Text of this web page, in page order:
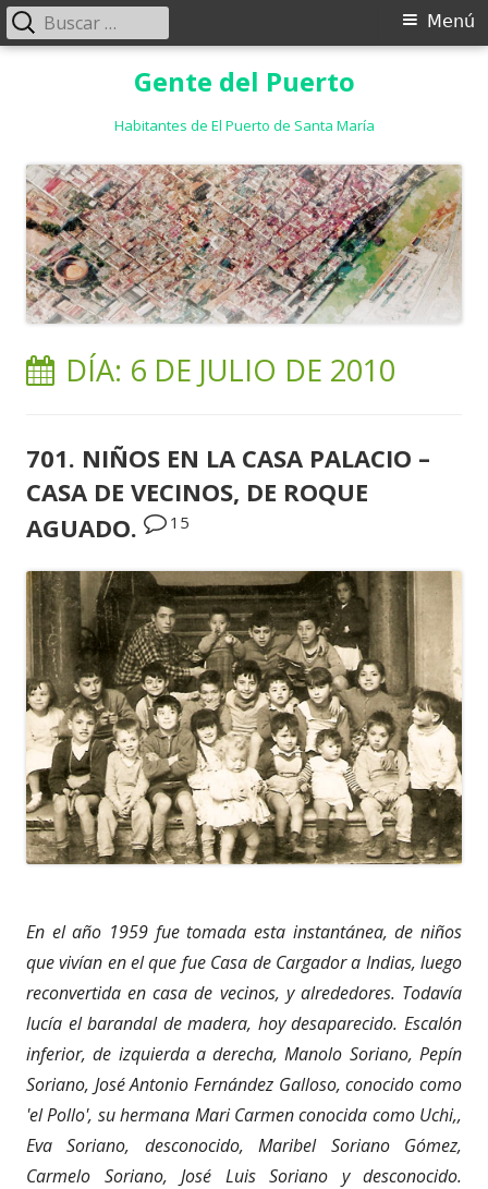
Gente del Puerto
Habitantes de El Puerto de Santa María
Menú
Menú
Buscar:
DÍA: 6 DE JULIO DE 2010
701. NIÑOS EN LA CASA PALACIO –
CASA DE VECINOS, DE ROQUE
AGUADO.
15
En el año 1959 fue tomada esta instantánea, de niños
que vivían en el que fue Casa de Cargador a Indias, luego
reconvertida en casa de vecinos, y alrededores. Todavía
lucía el barandal de madera, hoy desaparecido. Escalón
inferior, de izquierda a derecha, Manolo Soriano, Pepín
Soriano, José Antonio Fernández Galloso, conocido como
'el Pollo', su hermana Mari Carmen conocida como Uchi,,
Eva Soriano, desconocido, Maribel Soriano Gómez,
Carmelo Soriano, José Luis Soriano y desconocido.